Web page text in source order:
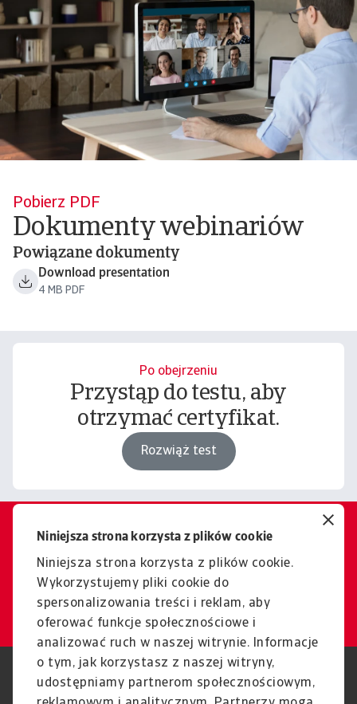
Niniejsza strona korzysta z plików cookie
Niniejsza strona korzysta z plików cookie.
Wykorzystujemy pliki cookie do
spersonalizowania treści i reklam, aby
oferować funkcje społecznościowe i
analizować ruch w naszej witrynie. Informacje
o tym, jak korzystasz z naszej witryny,
udostępniamy partnerom społecznościowym,
Pobierz PDF
Dokumenty webinariów
Powiązane dokumenty
Download presentation
4 MB PDF
Po obejrzeniu
Przystąp do testu, aby
otrzymać certyfikat.
Rozwiąż test
Chcesz dowiedzieć się więcej?
Jesteśmy tutaj, aby pomóc.
Kontakt
RODO
Polityka Prywatności
Informacje o plikach cookie
Polityka Speak Up